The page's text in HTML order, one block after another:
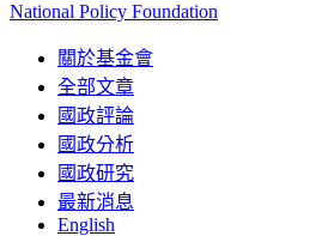
National Policy Foundation
關於基金會
全部文章
國政評論
國政分析
國政研究
最新消息
English